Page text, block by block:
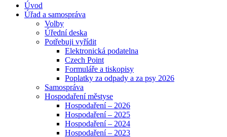
Úvod
Úřad a samospráva
Volby
Úřední deska
Potřebuji vyřídit
Elektronická podatelna
Czech Point
Formuláře a tiskopisy
Poplatky za odpady a za psy 2026
Samospráva
Hospodaření městyse
Hospodaření – 2026
Hospodaření – 2025
Hospodaření – 2024
Hospodaření – 2023